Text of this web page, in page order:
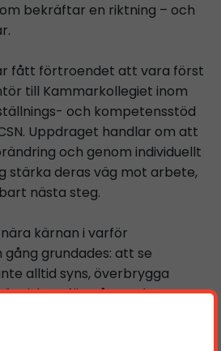
bekräftar en riktning – och
fått förtroendet att vara först
till Kammarkollegiet inom
och kompetensstöd
Uppdraget handlar om att
och genom individuellt
stärka deras väg mot arbete,
nästa steg.
kärnan i varför
gång grundades: att se
alltid syns, överbrygga
förmåga och
respekt.